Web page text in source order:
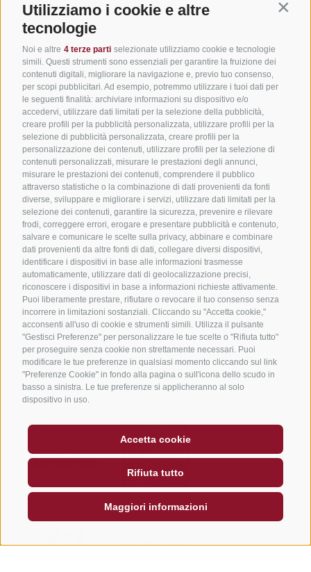
Utilizziamo i cookie e altre
tecnologie
Noi e altre 4 terze parti selezionate utilizziamo cookie e tecnologie
simili. Questi strumenti sono essenziali per garantire la fruizione dei
contenuti digitali, migliorare la navigazione e, previo tuo consenso,
per scopi pubblicitari. Ad esempio, potremmo utilizzare i tuoi dati per
le seguenti finalità: archiviare informazioni su dispositivo e/o
accedervi, utilizzare dati limitati per la selezione della pubblicità,
creare profili per la pubblicità personalizzata, utilizzare profili per la
selezione di pubblicità personalizzata, creare profili per la
personalizzazione dei contenuti, utilizzare profili per la selezione di
contenuti personalizzati, misurare le prestazioni degli annunci,
misurare le prestazioni dei contenuti, comprendere il pubblico
attraverso statistiche o la combinazione di dati provenienti da fonti
diverse, sviluppare e migliorare i servizi, utilizzare dati limitati per la
selezione dei contenuti, garantire la sicurezza, prevenire e rilevare
frodi, correggere errori, erogare e presentare pubblicità e contenuto,
salvare e comunicare le scelte sulla privacy, abbinare e combinare
dati provenienti da altre fonti di dati, collegare diversi dispositivi,
identificare i dispositivi in base alle informazioni trasmesse
automaticamente, utilizzare dati di geolocalizzazione precisi,
riconoscere i dispositivi in base a informazioni richieste attivamente.
Puoi liberamente prestare, rifiutare o revocare il tuo consenso senza
incorrere in limitazioni sostanziali. Cliccando su "Accetta cookie,"
acconsenti all'uso di cookie e strumenti simili. Utilizza il pulsante
"Gestisci Preferenze" per personalizzare le tue scelte o "Rifiuta tutto"
per proseguire senza cookie non strettamente necessari. Puoi
modificare le tue preferenze in qualsiasi momento cliccando sul link
"Preferenze Cookie" in fondo alla pagina o sull'icona dello scudo in
basso a sinistra. Le tue preferenze si applicheranno al solo
dispositivo in uso.
Accetta cookie
Rifiuta tutto
Maggiori informazioni
Dolomiti si trova un mondo alpino senza pari. Le sue dimensioni
ridotte e la ricchezza del territorio, la vicinanza ai piccoli paesi, la
maestosa cornice naturale e la gente radicata sul territorio con le
un’esperienza alpina straordinaria per tutti coloro, il cui cuore
batte forte per la montagna.
Mappa del sito · Credits · Finanziamenti Jobs ·
Policy
· Privacy ·
Preferenze Cookies
UID IT01191160215
·
sporthoteltyrol@pec.senso.bz (SUBM7ØN)
created with passion by